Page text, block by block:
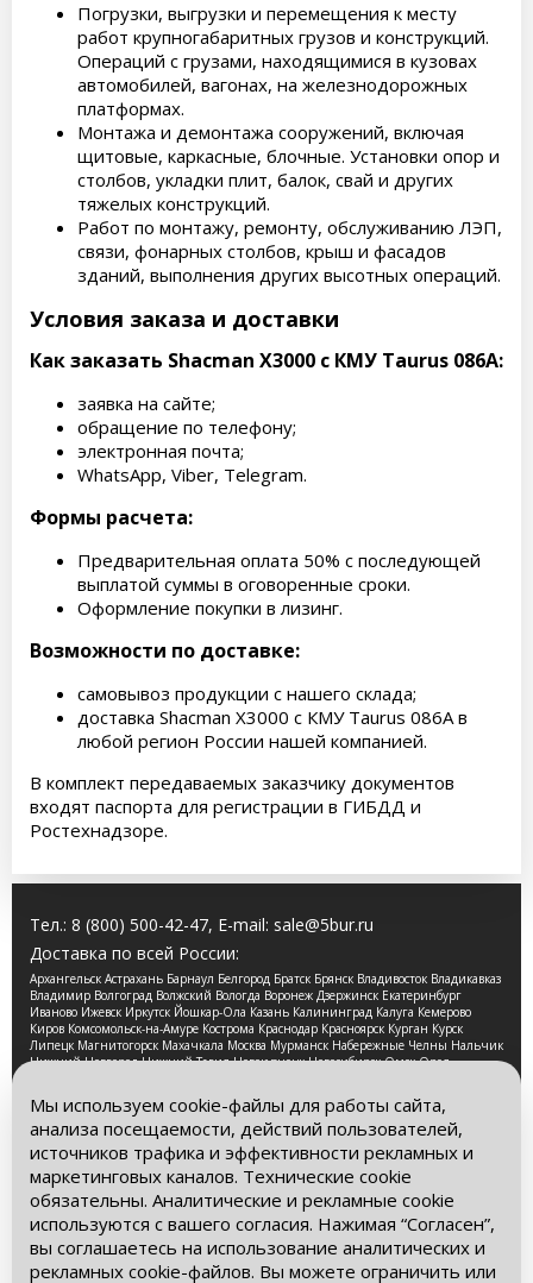
Погрузки, выгрузки и перемещения к месту
работ крупногабаритных грузов и конструкций.
Операций с грузами, находящимися в кузовах
автомобилей, вагонах, на железнодорожных
платформах.
Монтажа и демонтажа сооружений, включая
щитовые, каркасные, блочные. Установки опор и
столбов, укладки плит, балок, свай и других
тяжелых конструкций.
Работ по монтажу, ремонту, обслуживанию ЛЭП,
связи, фонарных столбов, крыш и фасадов
зданий, выполнения других высотных операций.
Условия заказа и доставки
Как заказать Shacman X3000 с КМУ Taurus 086А:
заявка на сайте;
обращение по телефону;
электронная почта;
WhatsApp, Viber, Telegram.
Формы расчета:
Предварительная оплата 50% с последующей
выплатой суммы в оговоренные сроки.
Оформление покупки в лизинг.
Возможности по доставке:
самовывоз продукции с нашего склада;
доставка Shacman X3000 с КМУ Taurus 086А в
любой регион России нашей компанией.
В комплект передаваемых заказчику документов
входят паспорта для регистрации в ГИБДД и
Ростехнадзоре.
Тел.: 8 (800) 500-42-47, E-mail: sale@5bur.ru
Доставка по всей России:
Архангельск Астрахань Барнаул Белгород Братск Брянск Владивосток Владикавказ
Владимир Волгоград Волжский Вологда Воронеж Дзержинск Екатеринбург
Иваново Ижевск Иркутск Йошкар-Ола Казань Калининград Калуга Кемерово
Киров Комсомольск-на-Амуре Кострома Краснодар Красноярск Курган Курск
Липецк Магнитогорск Махачкала Москва Мурманск Набережные Челны Нальчик
Нижний Новгород Нижний Тагил Новокузнецк Новосибирск Омск Орел
Санкт-Петербург Саранск Саратов Смоленск Сочи Ставрополь Стерлитамак
Сургут Таганрог Тамбов Тверь Томск Тула Тюмень Улан-Удэ Ульяновск Уфа
Хабаровск Чебоксары Челябинск Череповец Чита Ярославль
2026 © Компания «Буровые Машины». Все права
защищены. Обращаем Ваше внимание на то, что данный
интернет-сайт носит исключительно информационный
характер и ни при каких условиях информационные
материалы и цены, размещенные на сайте, не является
публичной офертой, определяемой положениями Статьи
Мы используем cookie-файлы для работы сайта,
анализа посещаемости, действий пользователей,
источников трафика и эффективности рекламных и
маркетинговых каналов. Технические cookie
обязательны. Аналитические и рекламные cookie
используются с вашего согласия. Нажимая “Согласен”,
вы соглашаетесь на использование аналитических и
рекламных cookie-файлов. Вы можете ограничить или